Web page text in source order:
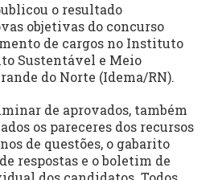
o resultado
objetivas do concurso
de cargos no Instituto
Sustentável e Meio
do Norte (Idema/RN).
de aprovados, também
os pareceres dos recursos
de questões, o gabarito
respostas e o boletim de